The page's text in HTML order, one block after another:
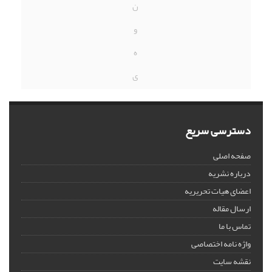
ن
و
ه
ی
دسترسی سریع
صفحه اصلی
درباره نشریه
اعضای هیات تحریریه
ارسال مقاله
تماس با ما
واژه نامه اختصاصی
نقشه سایت